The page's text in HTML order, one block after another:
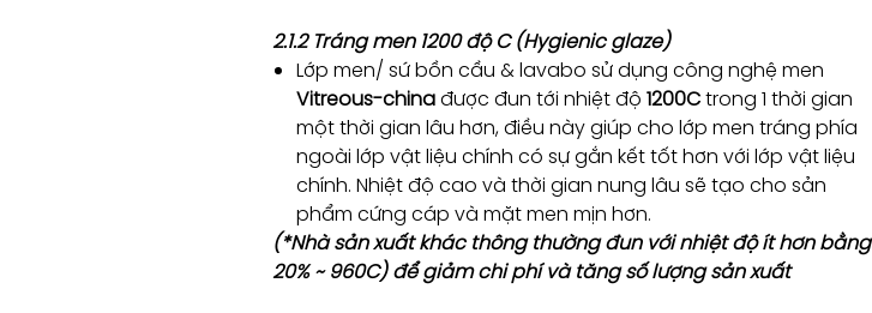
2.1.2 Tráng men 1200 độ C (Hygienic glaze)
Lớp men/ sứ bồn cầu & lavabo sử dụng công nghệ men
Vitreous-chinađược đun tới nhiệt độ 1200Ctrong 1 thời gian
một thời gian lâu hơn, điều này giúp cho lớp men tráng phía
ngoài lớp vật liệu chính có sự gắn kết tốt hơn với lớp vật liệu
chính. Nhiệt độ cao và thời gian nung lâu sẽ tạo cho sản
phẩm cứng cáp và mặt men mịn hơn.
(*Nhà sản xuất khác thông thường đun với nhiệt độ ít hơn bằng
20% ~ 960C) để giảm chi phí và tăng số lượng sản xuất